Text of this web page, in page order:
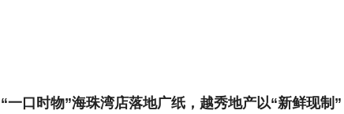
“一口时物”海珠湾店落地广纸，越秀地产以“新鲜现制”